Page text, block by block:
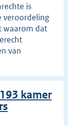
is
veroordeling
waarom dat
van
kamer